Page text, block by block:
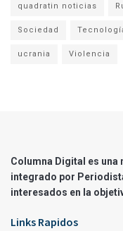
quadratin noticias
Sociedad
ucrania Violencia
Columna Digital es una
integrado por
interesados en la
Links Rapidos